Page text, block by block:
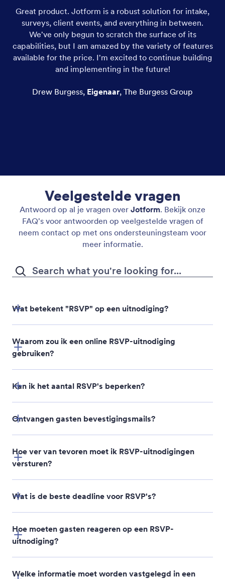
Great product. Jotform is a robust solution for intake,
surveys, client events, and everything in between.
We've only begun to scratch the surface of its
capabilities, but I am amazed by the variety of features
available for the price. I'm excited to continue building
and implementing in the future!
Drew Burgess, Eigenaar, The Burgess Group
Veelgestelde vragen
Antwoord op al je vragen over Jotform. Bekijk onze
FAQ's voor antwoorden op veelgestelde vragen of
neem contact op met ons ondersteuningsteam voor
meer informatie.
Wat betekent "RSVP" op een uitnodiging?
Waarom zou ik een online RSVP-uitnodiging
gebruiken?
Kan ik het aantal RSVP's beperken?
Ontvangen gasten bevestigingsmails?
Hoe ver van tevoren moet ik RSVP-uitnodigingen
versturen?
Wat is de beste deadline voor RSVP's?
Hoe moeten gasten reageren op een RSVP-
uitnodiging?
Welke informatie moet worden vastgelegd in een